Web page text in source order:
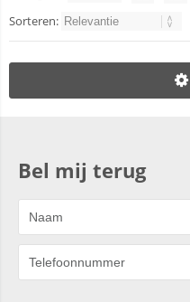
Sorteren:
Bel mij terug